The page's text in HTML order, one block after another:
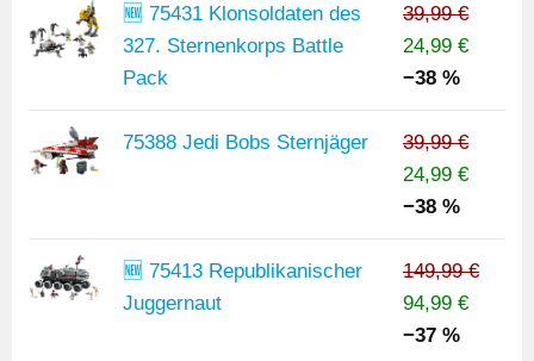
🆕 75431 Klonsoldaten des
327. Sternenkorps Battle
Pack
39,99 €
24,99 €
−38 %
75388 Jedi Bobs Sternjäger
39,99 €
24,99 €
−38 %
🆕 75413 Republikanischer
Juggernaut
149,99 €
94,99 €
−37 %